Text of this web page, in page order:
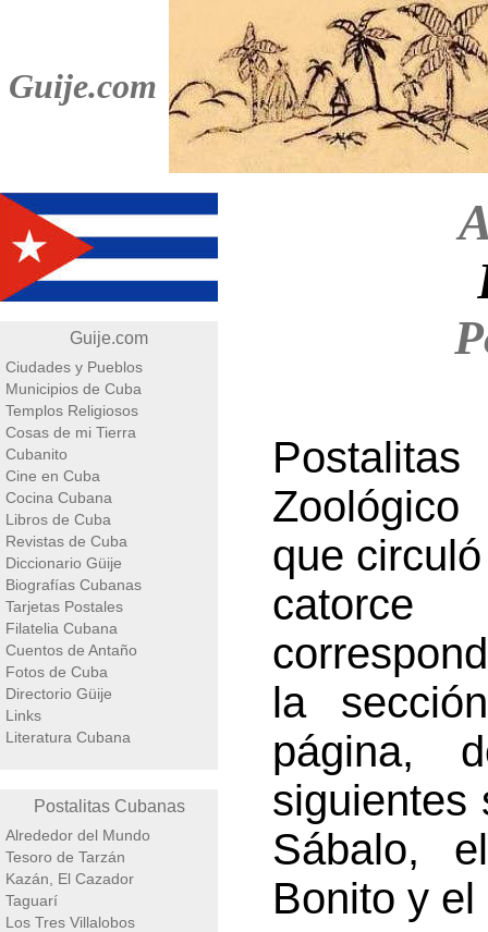
Guije.com
Guije.com
Ciudades y Pueblos
Municipios de Cuba
Templos Religiosos
Cosas de mi Tierra
Cubanito
Cine en Cuba
Cocina Cubana
Libros de Cuba
Revistas de Cuba
Diccionario Güije
Biografías Cubanas
Tarjetas Postales
Filatelia Cubana
Cuentos de Antaño
Fotos de Cuba
Directorio Güije
Links
Literatura Cubana
Postalitas Cubanas
Alrededor del Mundo
Tesoro de Tarzán
Kazán, El Cazador
Taguarí
Los Tres Villalobos
que
la
página,
siguientes
Sábalo,
Bonito y